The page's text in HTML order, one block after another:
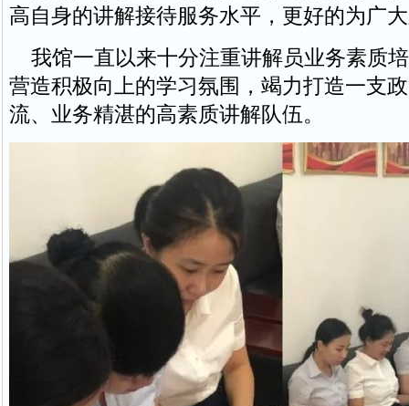
高自身的讲解接待服务水平，更好的为广
我馆一直以来十分注重讲解员业务素质
营造积极向上的学习氛围，竭力打造一支
流、业务精湛的高素质讲解队伍。